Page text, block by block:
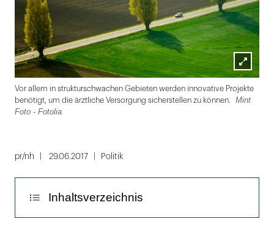
Lightbox
öffnen
Vor allem in strukturschwachen Gebieten werden innovative Projekte
benötigt, um die ärztliche Versorgung sicherstellen zu können.
Mint
Foto - Fotolia
1pr/nh 29.06.2017 Politik
Inhaltsverzeichnis